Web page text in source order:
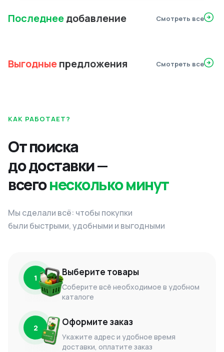
Последнеедобавление Смотреть все
Выгодныепредложения Смотреть все
КАК РАБОТАЕТ?
От поиска
до доставки —
всегонесколько минут
Мы сделали всё: чтобы покупки
были быстрыми, удобными и выгодными
1 Выберите товары
Соберите всё необходимое в удобном
каталоге
2 Оформите заказ
Укажите адрес и удобное время
доставки, оплатите заказ